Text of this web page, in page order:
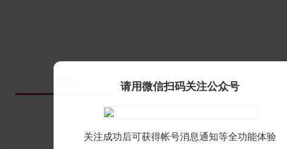
请用微信扫码关注公众号
关注成功后可获得帐号消息通知等全功能体验